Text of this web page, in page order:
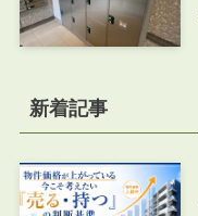
新着記事